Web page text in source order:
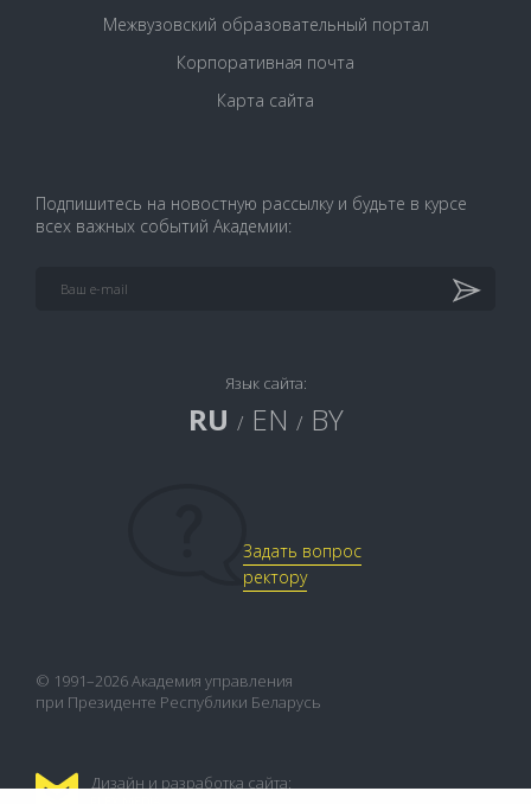
Межвузовский образовательный портал
Корпоративная почта
Карта сайта
Подпишитесь на новостную рассылку и будьте в курсе
всех важных событий Академии:
Язык сайта:
RU / EN / BY
Задать вопрос
ректору
© 1991–2026 Академия управления
при Президенте Республики Беларусь
Дизайн и разработка сайта: